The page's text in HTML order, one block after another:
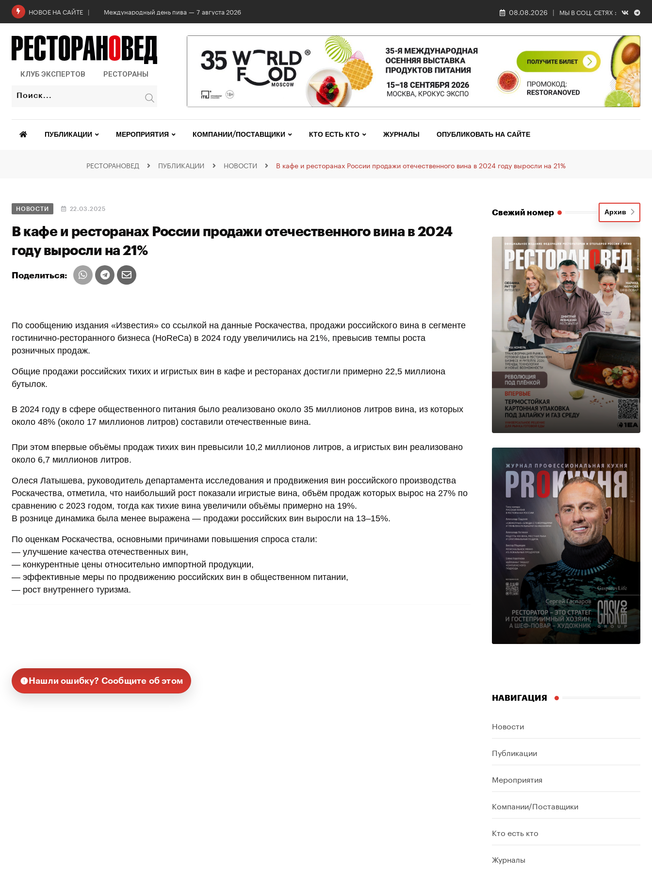
НОВОЕ НА САЙТЕ Международный день пива — 7 августа 2026 08.08.2026 МЫ В СОЦ. СЕТЯХ :
КЛУБ ЭКСПЕРТОВ РЕСТОРАНЫ
ПУБЛИКАЦИИ МЕРОПРИЯТИЯ КОМПАНИИ/ПОСТАВЩИКИ КТО ЕСТЬ КТО ЖУРНАЛЫ ОПУБЛИКОВАТЬ НА САЙТЕ
РЕСТОРАНОВЕД ПУБЛИКАЦИИ НОВОСТИ В кафе и ресторанах России продажи отечественного вина в 2024 году выросли на 21%
НОВОСТИ 22.03.2025
В кафе и ресторанах России продажи отечественного вина в 2024
году выросли на 21%
Поделиться:
По сообщению издания «Известия» со ссылкой на данные Роскачества, продажи российского вина в сегменте
гостинично-ресторанного бизнеса (HoReCa) в 2024 году увеличились на 21%, превысив темпы роста
розничных продаж.
Общие продажи российских тихих и игристых вин в кафе и ресторанах достигли примерно 22,5 миллиона
бутылок.
В 2024 году в сфере общественного питания было реализовано около 35 миллионов литров вина, из которых
около 48% (около 17 миллионов литров) составили отечественные вина.
При этом впервые объёмы продаж тихих вин превысили 10,2 миллионов литров, а игристых вин реализовано
около 6,7 миллионов литров.
Олеся Латышева, руководитель департамента исследования и продвижения вин российского производства
Роскачества, отметила, что наибольший рост показали игристые вина, объём продаж которых вырос на 27% по
сравнению с 2023 годом, тогда как тихие вина увеличили объёмы примерно на 19%.
В рознице динамика была менее выражена — продажи российских вин выросли на 13–15%.
По оценкам Роскачества, основными причинами повышения спроса стали:
— улучшение качества отечественных вин,
— конкурентные цены относительно импортной продукции,
— эффективные меры по продвижению российских вин в общественном питании,
— рост внутреннего туризма.
Нашли ошибку? Сообщите об этом
Свежий номер Архив
НАВИГАЦИЯ
Новости
Публикации
Мероприятия
Компании/Поставщики
Кто есть кто
Журналы